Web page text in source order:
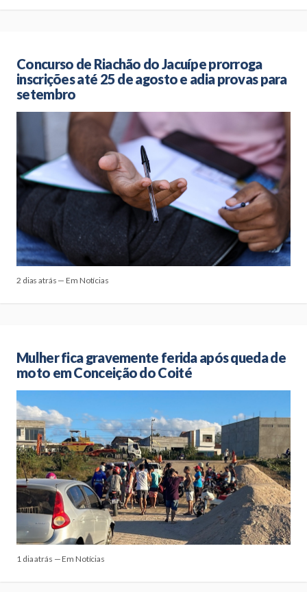
Concurso de Riachão do Jacuípe prorroga
inscrições até 25 de agosto e adia provas para
setembro
2 dias atrás — Em Notícias
Mulher fica gravemente ferida após queda de
moto em Conceição do Coité
1 dia atrás — Em Notícias